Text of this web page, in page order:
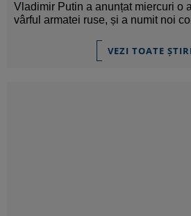
Vladimir Putin a anunțat miercuri o
vârful armatei ruse, și a numit noi
VEZI TOATE